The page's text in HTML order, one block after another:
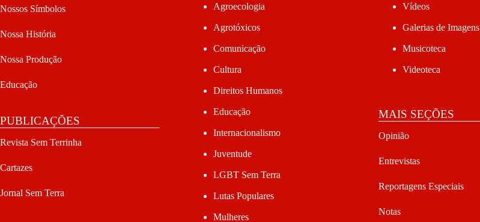
Nossos Símbolos
Nossa História
Nossa Produção
Educação
PUBLICAÇÕES
Revista Sem Terrinha
Cartazes
Jornal Sem Terra
Agroecologia
Agrotóxicos
Comunicação
Cultura
Direitos Humanos
Educação
Internacionalismo
Juventude
LGBT Sem Terra
Lutas Populares
Mulheres
Vídeos
Galerias de Imagens
Musicoteca
Videoteca
MAIS SEÇÕES
Opinião
Entrevistas
Reportagens Especiais
Notas